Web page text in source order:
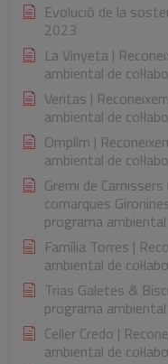
Evolució de la
2023
La Vinyeta |
ambiental de
Veritas |
ambiental de
Omplim |
ambiental de
Gremi de
comarques
programa
Família Torres |
ambiental de
Trias Galetes &
programa
Celler Credo |
ambiental de